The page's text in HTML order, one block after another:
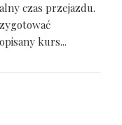
czas przejazdu.
kurs...